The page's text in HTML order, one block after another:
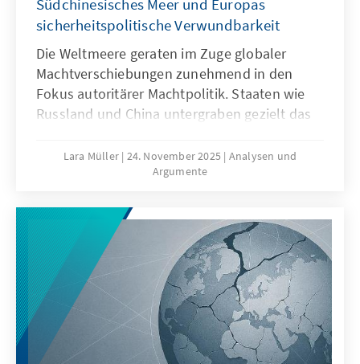
Südchinesisches Meer und Europas
sicherheitspolitische Verwundbarkeit
Die Weltmeere geraten im Zuge globaler
Machtverschiebungen zunehmend in den
Fokus autoritärer Machtpolitik. Staaten wie
Russland und China untergraben gezielt das
formen – eine Praxis, die als „Lawfare“
bekannt ist. In der Ostsee zeigen
Südchinesischen Meer demonstriert China,
wie Recht zur Machtfrage wird. Beide Fälle
verdeutlichen: Wo das Seerecht unterwandert
wird, geraten Europas Sicherheit,
Handlungsfähigkeit und die regelbasierte
Ordnung ins Wanken.
Lara Müller 24. November 2025 Analysen und
Argumente